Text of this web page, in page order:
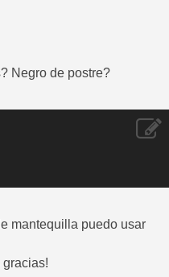
Negro de postre?
mantequilla puedo usar